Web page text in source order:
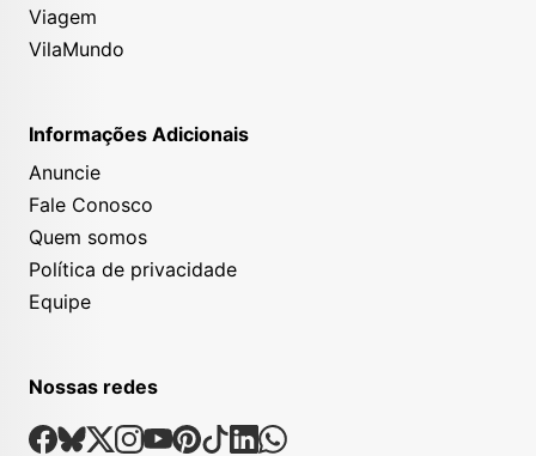
Viagem
VilaMundo
Informações Adicionais
Anuncie
Fale Conosco
Quem somos
Política de privacidade
Equipe
Nossas redes
Nossas Redes Sociais
Facebook
Bsky
X Instagram
Youtube
Pinterest
TiktokLinkedin
Whatsapp